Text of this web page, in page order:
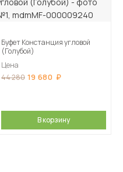
Буфет Констанция угловой
(Голубой)
Цена
44 280 19 680
В корзину